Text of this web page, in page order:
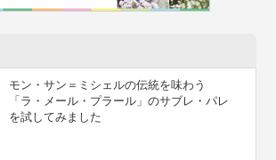
モン・サン＝ミシェルの伝統を味わう
「ラ・メール・プラール」のサブレ・パレ
を試してみました